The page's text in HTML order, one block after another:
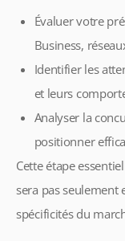
Évaluer votre
Business,
Identifier les
et leurs
Analyser la
positionner
Cette étape
sera pas seulement
spécificités du